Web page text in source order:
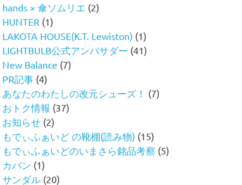
hands × 傘ソムリエ (2)
HUNTER (1)
LAKOTA HOUSE(K.T. Lewiston) (1)
LIGHTBULB公式アンバサダー (41)
New Balance (7)
PR記事 (4)
あなたのわたしの改元シューズ！ (7)
おトク情報 (37)
お知らせ (2)
もでぃふぁいど の靴棚(読み物) (15)
もでぃふぁいどのいまさら銘品考察 (5)
カバン (1)
サンダル (20)